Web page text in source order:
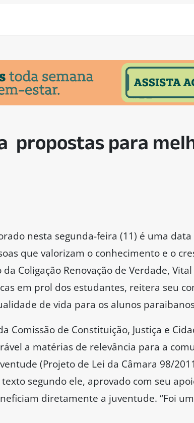
propostas para
nesta segunda-feira (11) é uma
que valorizam o conhecimento e o
Coligação Renovação de Verdade,
em prol dos estudantes, reitera seu
de vida para os alunos
Comissão de Constituição, Justiça e
a matérias de relevância para a
(Projeto de Lei da Câmara 98/
segundo ele, aprovado com seu
diretamente a juventude. “Foi